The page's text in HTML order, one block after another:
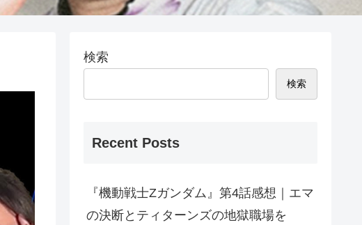
検索
検索
Recent Posts
『機動戦士Ζガンダム』第4話感想｜エマ
の決断とティターンズの地獄職場を